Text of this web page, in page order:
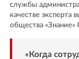
службы
качестве эксперта
общества «Знание»
«Когда